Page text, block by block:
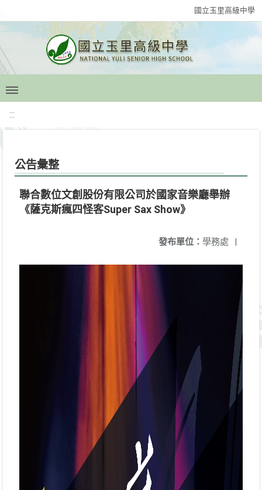
國立玉里高級中學
:::
公告彙整
聯合數位文創股份有限公司於國家音樂廳舉辦
《薩克斯瘋四怪客Super Sax Show》
發布單位： 學務處 |